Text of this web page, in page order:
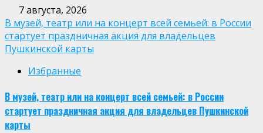
7 августа, 2026
В музей, театр или на концерт всей семьей: в России
стартует праздничная акция для владельцев
Пушкинской карты
Избранные
В музей, театр или на концерт всей семьей: в России
стартует праздничная акция для владельцев Пушкинской
карты